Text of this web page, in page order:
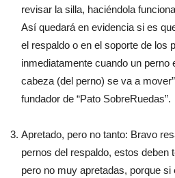
revisar la silla, haciéndola
Así quedará en evidencia si es
el respaldo o en el soporte de los
inmediatamente cuando un perno
cabeza (del perno) se va a
fundador de “Pato SobreRuedas”.
Apretado, pero no tanto: Bravo
pernos del respaldo, estos deben
pero no muy apretadas, porque